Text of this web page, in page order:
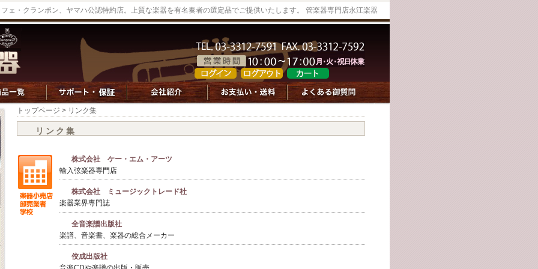
ェ・クランポン、ヤマハ公認特約店。上質な楽器を有名奏者の選定品でご提供いたします。 管楽器専門店永江楽器
トップページ > リンク集
リンク集
株式会社 ケー・エム・アーツ
輸入弦楽器専門店
株式会社 ミュージックトレード社
楽器業界専門誌
全音楽譜出版社
楽譜、音楽書、楽器の総合メーカー
佼成出版社